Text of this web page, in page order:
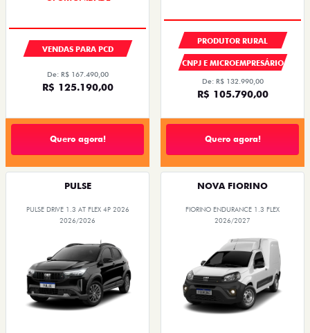
VENDAS PARA PCD
De: R$ 167.490,00
R$ 125.190,00
Quero agora!
PRODUTOR RURAL
CNPJ E MICROEMPRESÁRIO
De: R$ 132.990,00
R$ 105.790,00
Quero agora!
PULSE
PULSE DRIVE 1.3 AT FLEX 4P 2026
2026/2026
NOVA FIORINO
FIORINO ENDURANCE 1.3 FLEX
2026/2027